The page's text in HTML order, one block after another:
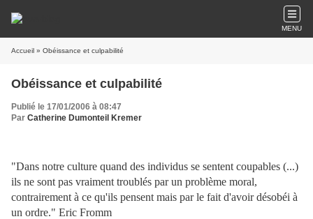
MENU
Accueil » Obéissance et culpabilité
Obéissance et culpabilité
Publié le 17/01/2006 à 08:47
Par Catherine Dumonteil Kremer
"Dans notre culture quand des individus se sentent coupables (...)
ils ne sont pas vraiment troublés par un problème moral,
contrairement à ce qu'ils pensent mais par le fait d'avoir désobéi à
un ordre." Eric Fromm